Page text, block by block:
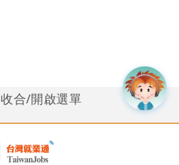
收合/開啟選單